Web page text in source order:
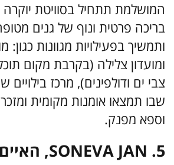
המושלמת תתחיל בסוויטת
בריכה פרטית ונוף של גנים
ותמשיך בפעילויות מגוונות כגון:
ומועדון צלילה (בקרבת מקום
צבי ים ודולפינים), מרכז בילויים
שבו תמצאו אומנות מקומית
וספא מפנק.
SONEVA JAN .5, האיים המלדיביים